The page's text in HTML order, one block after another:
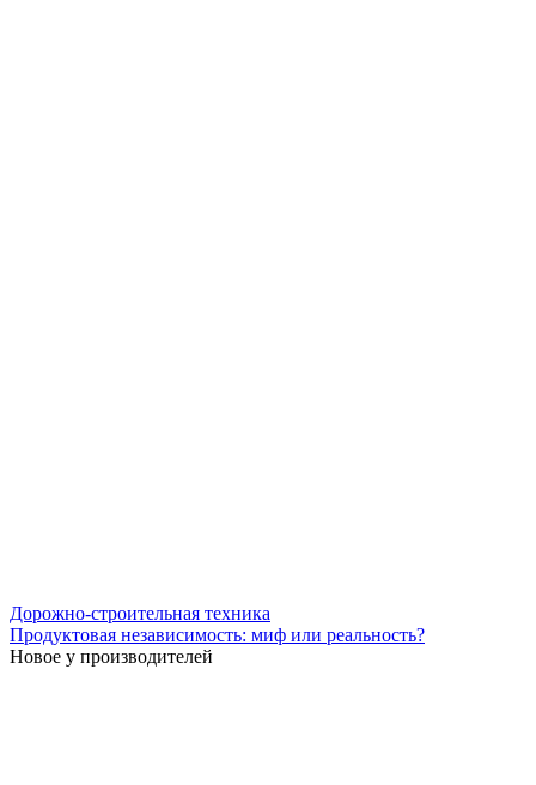
Дорожно-строительная техника
Продуктовая независимость: миф или реальность?
Новое у производителей